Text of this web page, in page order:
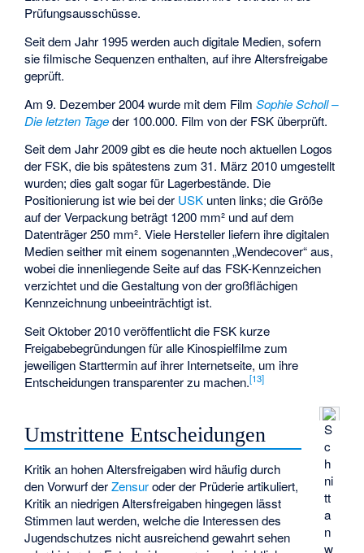
Prüfungsausschüsse.
Seit dem Jahr 1995 werden auch digitale Medien, sofern
sie filmische Sequenzen enthalten, auf ihre Altersfreigabe
geprüft.
Am 9. Dezember 2004 wurde mit dem FilmSophie Scholl –
Die letzten Tageder 100.000. Film von der FSK überprüft.
Seit dem Jahr 2009 gibt es die heute noch aktuellen Logos
der FSK, die bis spätestens zum 31. März 2010 umgestellt
wurden; dies galt sogar für Lagerbestände. Die
Positionierung ist wie bei der USK unten links; die Größe
auf der Verpackung beträgt 1200 mm² und auf dem
Datenträger 250 mm². Viele Hersteller liefern ihre digitalen
Medien seither mit einem sogenannten „Wendecover“ aus,
wobei die innenliegende Seite auf das FSK-Kennzeichen
verzichtet und die Gestaltung von der großflächigen
Kennzeichnung unbeeinträchtigt ist.
Seit Oktober 2010 veröffentlicht die FSK kurze
Freigabebegründungen für alle Kinospielfilme zum
jeweiligen Starttermin auf ihrer Internetseite, um ihre
Entscheidungen transparenter zu machen.[13]
S
c
h
ni
tt
a
n
w
Umstrittene Entscheidungen
Kritik an hohen Altersfreigaben wird häufig durch
den Vorwurf derZensuroder der Prüderie artikuliert,
Kritik an niedrigen Altersfreigaben hingegen lässt
Stimmen laut werden, welche die Interessen des
Jugendschutzes nicht ausreichend gewahrt sehen